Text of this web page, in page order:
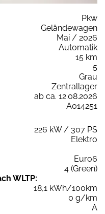
Pkw
Geländewagen
Mai / 2026
Automatik
15 km
5
Grau
Zentrallager
ab ca. 12.08.2026
A014251
226 kW / 307 PS
Elektro
Euro6
4 (Green)
WLTP:
18,1 kWh/100km
0 g/km
A